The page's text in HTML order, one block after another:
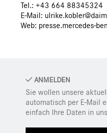
Tel.: +43 664 88345324
E-Mail:
Web: presse.mercedes-
ANMELDEN
Sie wollen unsere
automatisch per E-Mail
einfach Ihre Daten in